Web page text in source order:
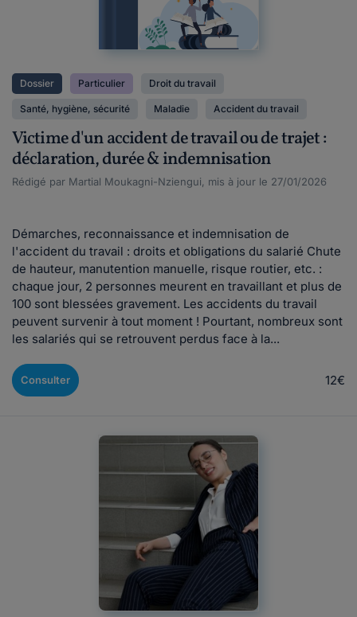
Dossier Particulier Droit du travail
Santé, hygiène, sécurité Maladie Accident du travail
Victime d'un accident de travail ou de trajet :
déclaration, durée & indemnisation
Rédigé par Martial Moukagni-Nziengui, mis à jour le 27/01/2026
Démarches, reconnaissance et indemnisation de
l'accident du travail : droits et obligations du salarié Chute
de hauteur, manutention manuelle, risque routier, etc. :
chaque jour, 2 personnes meurent en travaillant et plus de
100 sont blessées gravement. Les accidents du travail
peuvent survenir à tout moment ! Pourtant, nombreux sont
les salariés qui se retrouvent perdus face à la...
Consulter 12€